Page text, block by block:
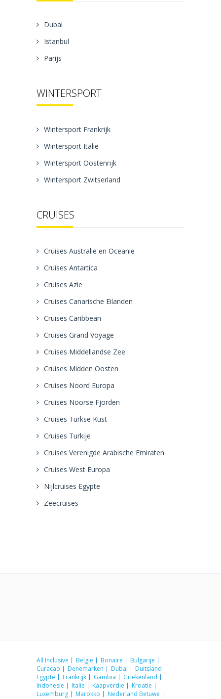
Dubai
Istanbul
Parijs
WINTERSPORT
Wintersport Frankrijk
Wintersport Italie
Wintersport Oostenrijk
Wintersport Zwitserland
CRUISES
Cruises Australie en Oceanie
Cruises Antartica
Cruises Azie
Cruises Canarische Eilanden
Cruises Caribbean
Cruises Grand Voyage
Cruises Middellandse Zee
Cruises Midden Oosten
Cruises Noord Europa
Cruises Noorse Fjorden
Cruises Turkse Kust
Cruises Turkije
Cruises Verenigde Arabische Emiraten
Cruises West Europa
Nijlcruises Egypte
Zeecruises
All Inclusive Belgie Bonaire
Bulgarije
Curacao
Denemarken Dubai
Duitsland
Egypte
Frankrijk Gambia
Griekenland
Indonesie
Italie Kaapverdie
Kroatie
Luxemburg
Marokko
Nederland Betuwe